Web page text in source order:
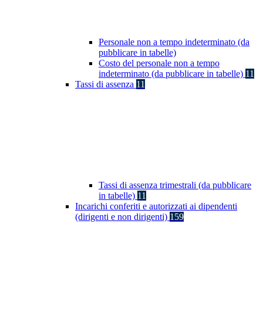
Personale non a tempo indeterminato (da
pubblicare in tabelle)
Costo del personale non a tempo
indeterminato (da pubblicare in tabelle) 11
Tassi di assenza 11
Tassi di assenza trimestrali (da pubblicare
in tabelle) 11
Incarichi conferiti e autorizzati ai dipendenti
(dirigenti e non dirigenti) 159